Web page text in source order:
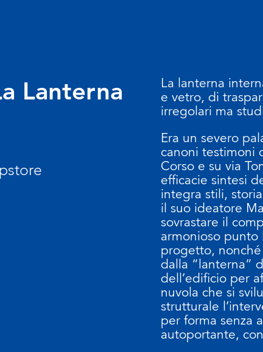
Lanterna
La lanterna
e vetro, di
irregolari ma
Era un severo
canoni testimoni
Corso e su via
efficacie sintesi
integra stili,
il suo ideatore
sovrastare il
armonioso punto
progetto,
dalla “lanterna”
dell’edificio per
nuvola che si
strutturale
per forma senza
autoportante,